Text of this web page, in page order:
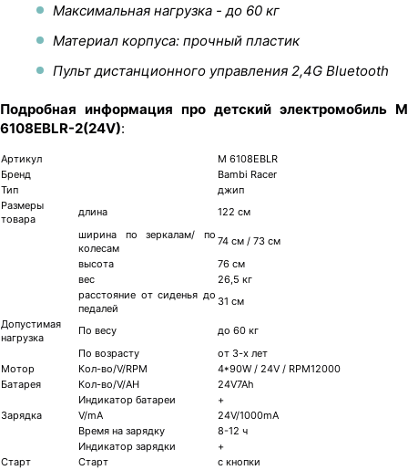
Максимальная нагрузка - до 60 кг
Материал корпуса: прочный пластик
Пульт дистанционного управления 2,4G Bluetooth
Подробная информация про детский электромобиль M
6108EBLR-2(24V):
Артикул
M 6108EBLR
Бренд
Bambi Racer
Тип
джип
Размеры
товара
длина
122 см
ширина по зеркалам/ по
колесам
74 см / 73 см
высота
76 см
вес
26,5 кг
расстояние от сиденья до
педалей
31 см
Допустимая
нагрузка
По весу
до 60 кг
По возрасту
от 3-х лет
Мотор
Кол-во/V/RPM
4*90W / 24V / RPM12000
Батарея
Кол-во/V/AH
24V7Ah
Индикатор батареи
+
Зарядка
V/mA
24V/1000mA
Время на зарядку
8-12 ч
Индикатор зарядки
+
Старт
Старт
с кнопки